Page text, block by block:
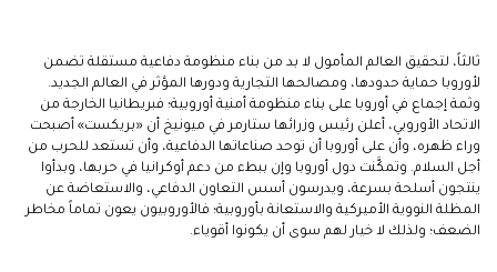
ثالثاً، لتحقيق العالم المأمول لا بد من بناء منظومة دفاعية مستقلة تضمن
لأوروبا حماية حدودها، ومصالحها التجارية ودورها المؤثر في العالم الجديد.
وثمة إجماع في أوروبا على بناء منظومة أمنية أوروبية؛ فبريطانيا الخارجة من
الاتحاد الأوروبي، أعلن رئيس وزرائها ستارمر في ميونيخ أن «بريكست» أصبحت
وراء ظهره، وأن على أوروبا أن توحد صناعاتها الدفاعية، وأن تستعد للحرب من
أجل السلام. وتمكَّنت دول أوروبا وإن ببطء من دعم أوكرانيا في حربها، وبدأوا
ينتجون أسلحة بسرعة، ويدرسون أسس التعاون الدفاعي، والاستعاضة عن
المظلة النووية الأميركية والاستعانة بأوروبية؛ فالأوروبيون يعون تماماً مخاطر
الضعف؛ ولذلك لا خيار لهم سوى أن يكونوا أقوياء.